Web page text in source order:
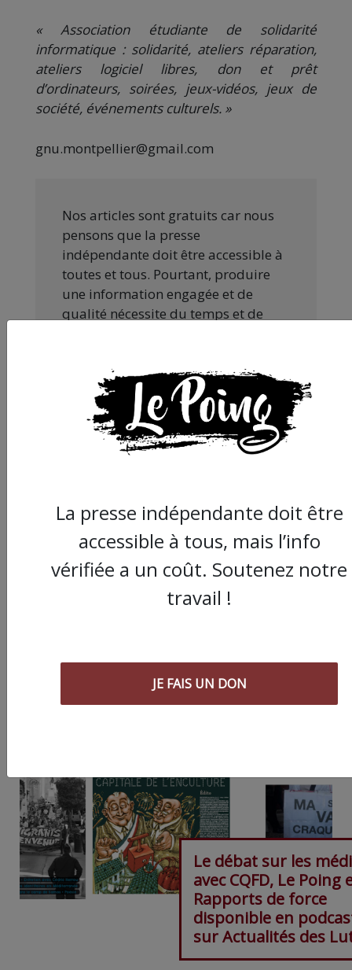
« Association étudiante de solidarité
informatique : solidarité, ateliers réparation,
ateliers logiciel libres, don et prêt
d’ordinateurs, soirées, jeux-vidéos, jeux de
société, événements culturels. »
gnu.montpellier@gmail.com
Nos articles sont gratuits car nous
pensons que la presse
indépendante doit être accessible à
toutes et tous. Pourtant, produire
une information engagée et de
qualité nécessite du temps et de
ses amis… Pourvu que ça dure ! Ça
tombe bien, ça ne tient qu’à vous :
JE FAIS UN DON
Partager
cet article :
ARTICLE SUIVANT :
Le débat sur les
avec CQFD, Le Poing
Rapports de force
disponible en
sur Actualités des
La presse indépendante doit être
accessible à tous, mais l’info
vérifiée a un coût. Soutenez notre
travail !
JE FAIS UN DON